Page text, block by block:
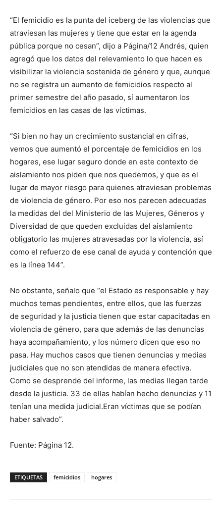
“El femicidio es la punta del iceberg de las violencias que
atraviesan las mujeres y tiene que estar en la agenda
pública porque no cesan”, dijo a Página/12 Andrés, quien
agregó que los datos del relevamiento lo que hacen es
visibilizar la violencia sostenida de género y que, aunque
no se registra un aumento de femicidios respecto al
primer semestre del año pasado, sí aumentaron los
femicidios en las casas de las víctimas.
“Si bien no hay un crecimiento sustancial en cifras,
vemos que aumentó el porcentaje de femicidios en los
hogares, ese lugar seguro donde en este contexto de
aislamiento nos piden que nos quedemos, y que es el
lugar de mayor riesgo para quienes atraviesan problemas
de violencia de género. Por eso nos parecen adecuadas
la medidas del del Ministerio de las Mujeres, Géneros y
Diversidad de que queden excluidas del aislamiento
obligatorio las mujeres atravesadas por la violencia, así
como el refuerzo de ese canal de ayuda y contención que
es la línea 144”.
No obstante, señalo que “el Estado es responsable y hay
muchos temas pendientes, entre ellos, que las fuerzas
de seguridad y la justicia tienen que estar capacitadas en
violencia de género, para que además de las denuncias
haya acompañamiento, y los número dicen que eso no
pasa. Hay muchos casos que tienen denuncias y medias
judiciales que no son atendidas de manera efectiva.
Como se desprende del informe, las medias llegan tarde
desde la justicia. 33 de ellas habían hecho denuncias y 11
tenían una medida judicial.Eran víctimas que se podían
haber salvado”.
Fuente: Página 12.
ETIQUETAS femicidios hogares